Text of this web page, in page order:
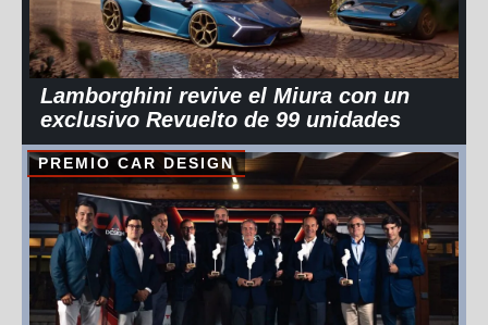
Lamborghini revive el Miura con un
exclusivo Revuelto de 99 unidades
PREMIO CAR DESIGN